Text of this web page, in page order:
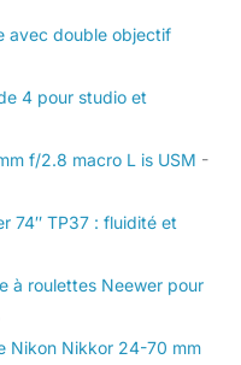
avec double objectif
4 pour studio et
f/2.8 macro L is USM -
74″ TP37 : fluidité et
à roulettes Neewer pour
Nikon Nikkor 24-70 mm